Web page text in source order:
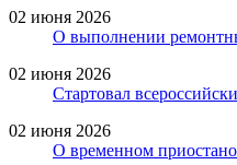
02 июня 2026
О выполнении
02 июня 2026
Стартовал
02 июня 2026
О временном